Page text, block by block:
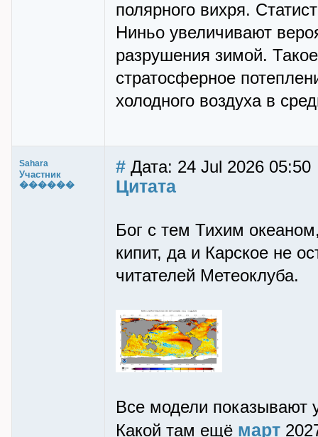
полярного вихря.
Ниньо увеличивают
разрушения зимой.
стратосферное
холодного воздуха в
Sahara
Участник
������
# Дата: 24 Jul 2026 05:50
Цитата
Бог с тем Тихим
кипит, да и Карское не
читателей Метеоклуба.
Все модели показывают
Какой там ещё март